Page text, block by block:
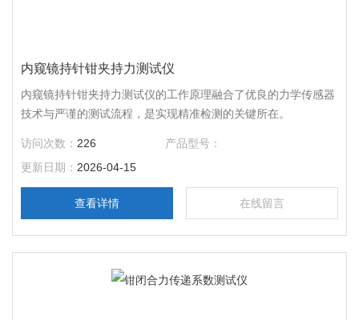
内窥镜持针钳夹持力测试仪
内窥镜持针钳夹持力测试仪的工作原理融合了优良的力学传感器
技术与严谨的测试流程，是实现精准检测的关键所在。
访问次数： 226
产品型号：
更新日期： 2026-04-15
查看详情 在线留言